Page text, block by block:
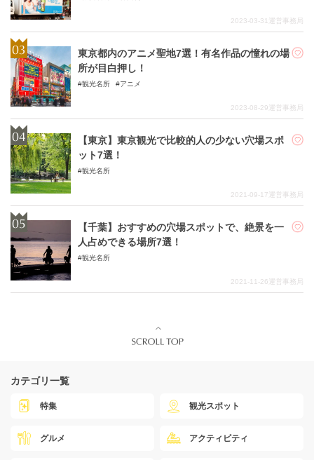
2023-03-31 運営事務局
東京都内のアニメ聖地7選！有名作品の憧れの場
所が目白押し！
観光名所 アニメ
2023-08-29運営事務局
【東京】東京観光で比較的人の少ない穴場スポ
ット7選！
観光名所
2021-09-17運営事務局
【千葉】おすすめの穴場スポットで、絶景を一
人占めできる場所7選！
観光名所
2021-11-26運営事務局
カテゴリ一覧
特集 観光スポット
グルメ アクティビティ